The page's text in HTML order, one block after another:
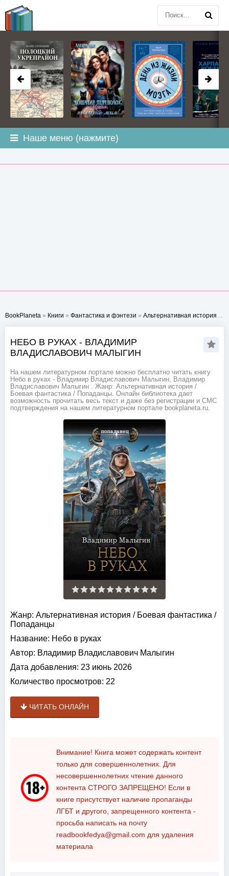
Наше меню (нажмите)
BookPlaneta » Книги » Фантастика и фэнтези » Альтернативная история»
НЕБО В РУКАХ - ВЛАДИМИР
ВЛАДИСЛАВОВИЧ МАЛЫГИН
На нашем литературном портале можно бесплатно читать книгу
Небо в руках - Владимир Владиславович Малыгин, Владимир
Владиславович Малыгин . Жанр: Альтернативная история /
Боевая фантастика / Попаданцы. Онлайн библиотека дает
возможность прочитать весь текст и даже без регистрации и СМС
подтверждения на нашем литературном портале bookplaneta.ru.
Жанр: Альтернативная история / Боевая фантастика /
Попаданцы
Название: Небо в руках
Автор: Владимир Владиславович Малыгин
Дата добавления: 23 июнь 2026
Количество просмотров: 22
ЧИТАТЬ ОНЛАЙН
Внимание! Книга может содержать контент
только для совершеннолетних. Для
несовершеннолетних чтение данного
контента СТРОГО ЗАПРЕЩЕНО! Если в
книге присутствует наличие пропаганды
ЛГБТ и другого, запрещенного контента -
просьба написать на почту
readbookfedya@gmail.com для удаления
материала
BOOKPLANETA.COM